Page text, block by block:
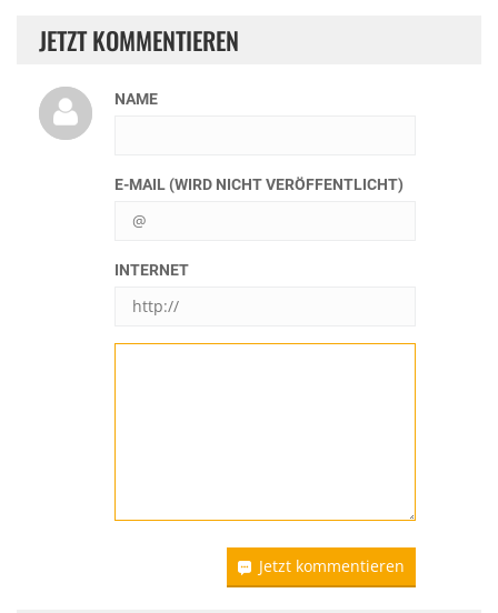
JETZT KOMMENTIEREN
NAME
E-MAIL (WIRD NICHT VERÖFFENTLICHT)
INTERNET
Jetzt kommentieren